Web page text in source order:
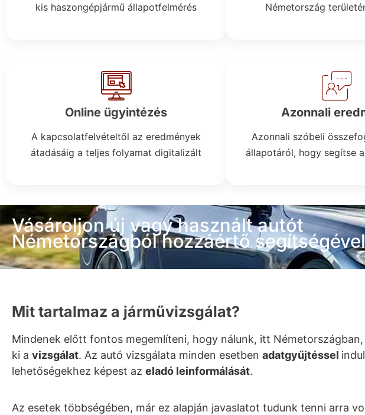
kis haszongépjármű állapotfelmérés
Németország
Online ügyintézés
A kapcsolatfelvételtől az eredmények
átadásáig a teljes folyamat digitalizált
Azonnali
Azonnali szóbeli
állapotáról, hogy segítse
Vásároljon új vagy használt autót
Németországból hozzáértő segítségével
Mit tartalmaz a járművizsgálat?
Mindenek előtt fontos megemlíteni, hogy nálunk, itt
ki a vizsgálat. Az autó vizsgálata minden esetben adatgyűjtéssel
lehetőségekhez képest az eladó leinformálását.
Az esetek többségében, már ez alapján javaslatot tudunk tenni arra